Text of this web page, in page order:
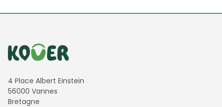
Informations de contact
4 Place Albert Einstein
56000 Vannes
Bretagne